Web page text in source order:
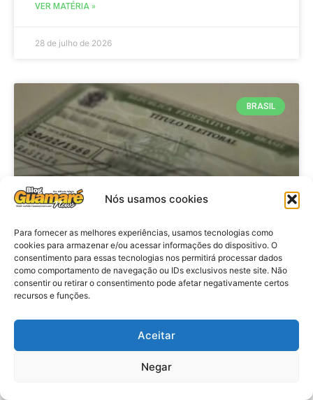
Nós usamos cookies
Para fornecer as melhores experiências, usamos tecnologias como
cookies para armazenar e/ou acessar informações do dispositivo. O
consentimento para essas tecnologias nos permitirá processar dados
como comportamento de navegação ou IDs exclusivos neste site. Não
consentir ou retirar o consentimento pode afetar negativamente certos
recursos e funções.
Aceitar
Negar
VER MATÉRIA »
28 de julho de 2026
BRASIL
Brasil: Policia Federal investiga
753 casos de crimes eleitorais
antes das eleições